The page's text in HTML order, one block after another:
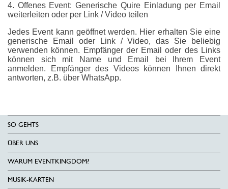
4. Offenes Event: Generische Quire Einladung per Email
weiterleiten oder per Link / Video teilen
Jedes Event kann geöffnet werden. Hier erhalten Sie eine
generische Email oder Link / Video, das Sie beliebig
verwenden können. Empfänger der Email oder des Links
können sich mit Name und Email bei Ihrem Event
anmelden. Empfänger des Videos können Ihnen direkt
antworten, z.B. über WhatsApp.
SO GEHTS
ÜBER UNS
WARUM EVENTKINGDOM?
MUSIK-KARTEN